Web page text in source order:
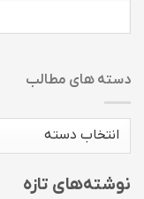
دسته های مطالب
دسته
نوشته‌های تازه